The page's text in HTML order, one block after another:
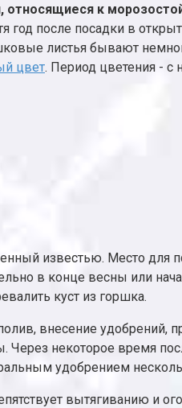
относящиеся к
после посадки в
листья бывают
цвет. Период цветения - с
известью. Место
в конце весны или
куст из горшка.
внесение удобрений,
некоторое время
удобрением
вытягиванию и